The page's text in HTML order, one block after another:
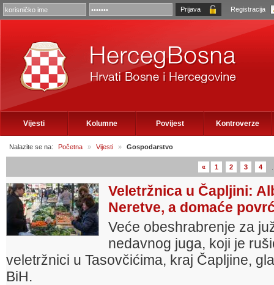
Registracija
Vijesti Kolumne Povijest Kontroverze
Nalazite se na: Početna » Vijesti » Gospodarstvo
« 1 2 3 4
Veletržnica u Čapljini:
Neretve, a domaće
Veće obeshrabrenje za
nedavnog juga, koji je
veletržnici u Tasovčićima, kraj Čapljine,
BiH.